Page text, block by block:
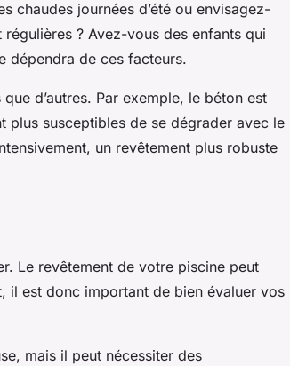
chaudes journées d’été ou envisagez-
régulières ? Avez-vous des enfants qui
dépendra de ces facteurs.
d’autres. Par exemple, le béton est
plus susceptibles de se dégrader avec le
un revêtement plus robuste
Le revêtement de votre piscine peut
il est donc important de bien évaluer vos
mais il peut nécessiter des